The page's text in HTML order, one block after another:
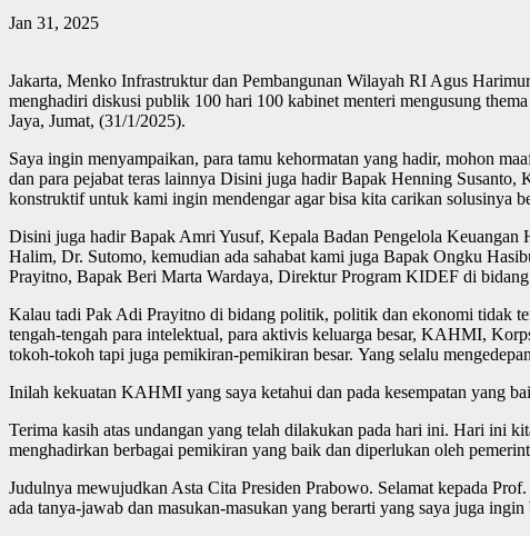
Jan 31, 2025
Jakarta, Menko Infrastruktur dan Pembangunan Wilayah RI Agus
menghadiri diskusi publik 100 hari 100 kabinet menteri mengusung
Jaya, Jumat, (31/1/2025).
Saya ingin menyampaikan, para tamu kehormatan yang hadir, mohon
dan para pejabat teras lainnya Disini juga hadir Bapak Henning
konstruktif untuk kami ingin mendengar agar bisa kita carikan solusinya
Disini juga hadir Bapak Amri Yusuf, Kepala Badan Pengelola
Halim, Dr. Sutomo, kemudian ada sahabat kami juga Bapak Ongku
Prayitno, Bapak Beri Marta Wardaya, Direktur Program KIDEF di
Kalau tadi Pak Adi Prayitno di bidang politik, politik dan ekonomi tidak
tengah-tengah para intelektual, para aktivis keluarga besar, KAHMI,
tokoh-tokoh tapi juga pemikiran-pemikiran besar. Yang selalu
Inilah kekuatan KAHMI yang saya ketahui dan pada kesempatan yang
Terima kasih atas undangan yang telah dilakukan pada hari ini. Hari ini
menghadirkan berbagai pemikiran yang baik dan diperlukan oleh
Judulnya mewujudkan Asta Cita Presiden Prabowo. Selamat kepada
ada tanya-jawab dan masukan-masukan yang berarti yang saya juga ingin